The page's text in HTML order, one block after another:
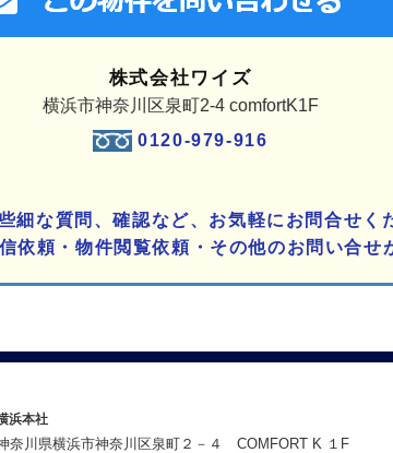
株式会社ワイズ
横浜市神奈川区泉町2-4 comfortK1F
0120-979-916
細な質問、確認など、お気軽にお問合せく
依頼・物件閲覧依頼・その他のお問い合せ
浜本社
奈川県横浜市神奈川区泉町２－４ COMFORT K １F